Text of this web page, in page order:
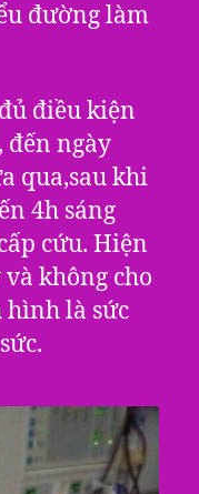
đường làm
điều kiện
ngày
qua,sau khi
4h sáng
cứu. Hiện
không cho
hình là sức